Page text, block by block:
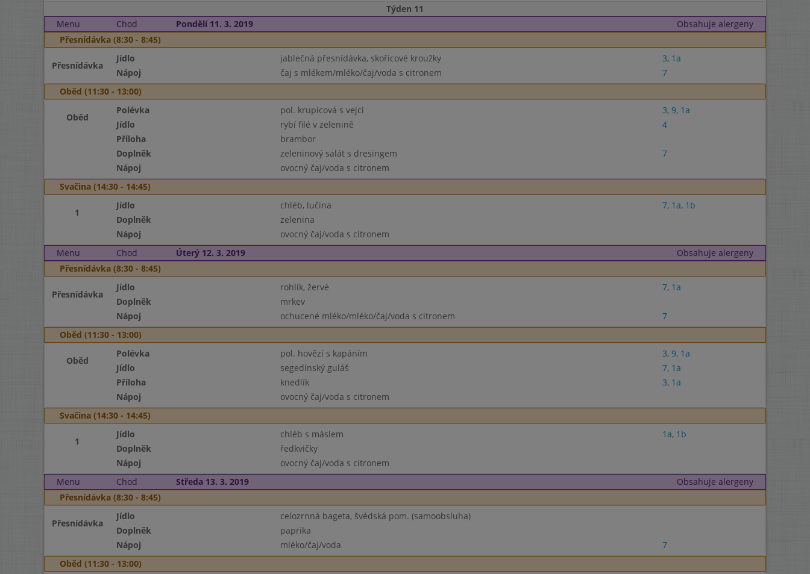
Týden 11
Menu
Chod Pondělí 11. 3. 2019
Obsahuje alergeny
Přesnídávka (8:30 - 8:45)
Přesnídávka
Jídlo jablečná přesnídávka, skořicové kroužky 3, 1a
Nápoj
čaj s mlékem/mléko/čaj/voda s citronem
7
Oběd (11:30 - 13:00)
Oběd
Polévka pol. krupicová s vejci 3, 9, 1a
Jídlo
rybí filé v zelenině
4
Příloha
brambor
Doplněk
zeleninový salát s dresingem
7
Nápoj
ovocný čaj/voda s citronem
Svačina (14:30 - 14:45)
1
Jídlo chléb, lučina 7, 1a, 1b
Doplněk
zelenina
Nápoj
ovocný čaj/voda s citronem
Menu
Chod Úterý 12. 3. 2019
Obsahuje alergeny
Přesnídávka (8:30 - 8:45)
Přesnídávka
Jídlo rohlík, žervé 7, 1a
Doplněk
mrkev
Nápoj
ochucené mléko/mléko/čaj/voda s citronem
7
Oběd (11:30 - 13:00)
Oběd
Polévka pol. hovězí s kapáním 3, 9, 1a
Jídlo
segedínský guláš 7, 1a
Příloha
knedlík 3, 1a
Nápoj
ovocný čaj/voda s citronem
Svačina (14:30 - 14:45)
1
Jídlo chléb s máslem 1a, 1b
Doplněk
ředkvičky
Nápoj
ovocný čaj/voda s citronem
Menu
Chod Středa 13. 3. 2019
Obsahuje alergeny
Přesnídávka (8:30 - 8:45)
Přesnídávka
Jídlo
celozrnná bageta, švédská pom. (samoobsluha)
Doplněk
paprika
Nápoj
mléko/čaj/voda
7
Oběd (11:30 - 13:00)